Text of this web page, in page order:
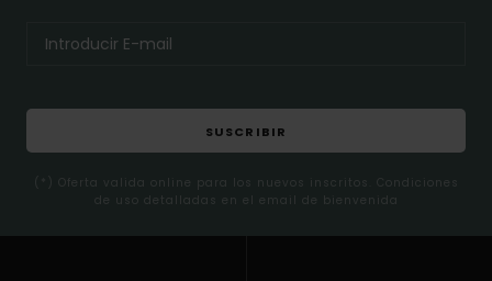
SUSCRIBIR
(*) Oferta valida online para los nuevos inscritos. Condiciones
de uso detalladas en el email de bienvenida